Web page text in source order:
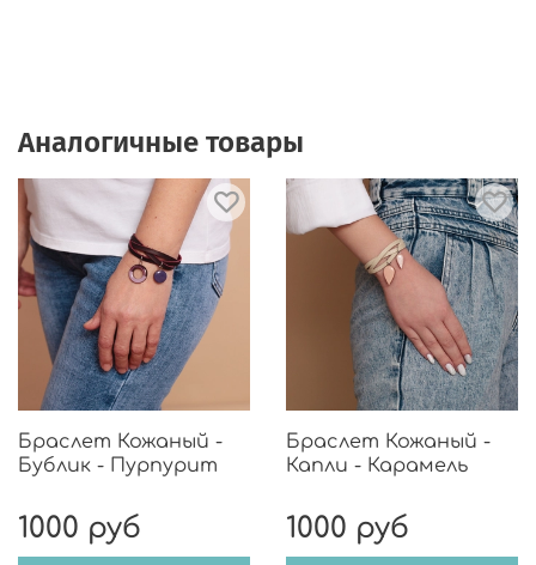
Аналогичные товары
Браслет Кожаный -
Бублик - Пурпурит
1000 руб
Браслет Кожаный -
Капли - Карамель
1000 руб